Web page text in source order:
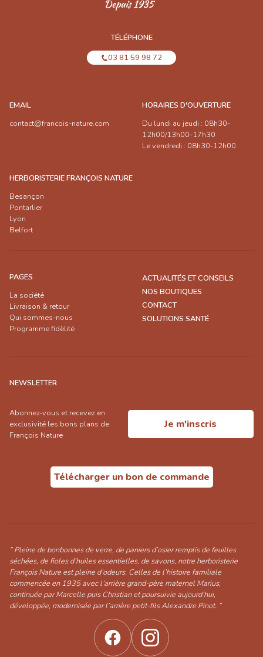
TÉLÉPHONE
03 81 59 98 72
EMAIL
contact@francois-nature.com
HORAIRES D'OUVERTURE
Du lundi au jeudi : 08h30-
12h00/13h00-17h30
Le vendredi : 08h30-12h00
HERBORISTERIE FRANÇOIS NATURE
Besançon
Pontarlier
Lyon
Belfort
PAGES
La société
Livraison & retour
Qui sommes-nous
Programme fidèlité
ACTUALITÉS ET CONSEILS
NOS BOUTIQUES
CONTACT
SOLUTIONS SANTÉ
NEWSLETTER
Abonnez-vous et recevez en
exclusivité les bons plans de
François Nature
Je m'inscris
Télécharger un bon de commande
“ Pleine de bonbonnes de verre, de paniers d’osier remplis de feuilles
séchées, de fioles d’huiles essentielles, de savons, notre herboristerie
François Nature est pleine d’odeurs. Celles de l’histoire familiale
commencée en 1935 avec l’arrière grand-père maternel Marius,
continuée par Marcelle puis Christian et poursuivie aujourd’hui,
développée, modernisée par l’arrière petit-fils Alexandre Pinot. ”